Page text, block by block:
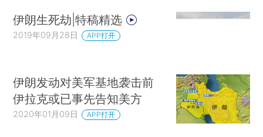
伊朗生死劫|特稿精选
2019年09月28日 APP打开
伊朗发动对美军基地袭击前
伊拉克或已事先告知美方
2020年01月09日 APP打开